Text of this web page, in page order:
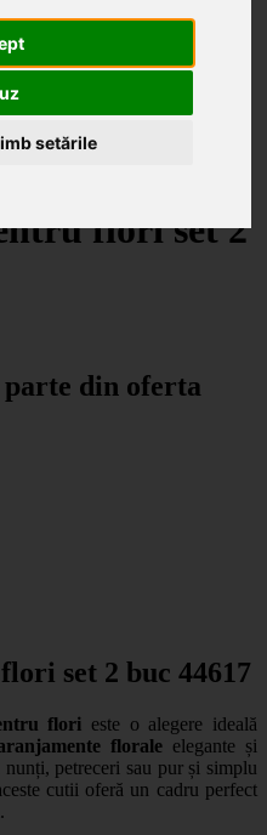
setările
flori set 2
din oferta
set 2 buc 44617
flori este o alegere ideală
florale elegante și
petreceri sau pur și simplu
cutii oferă un cadru perfect